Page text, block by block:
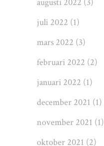
juli 2022 (1)
mars 2022 (3)
februari 2022 (2)
januari 2022 (1)
december 2021 (1)
november 2021 (1)
oktober 2021 (2)